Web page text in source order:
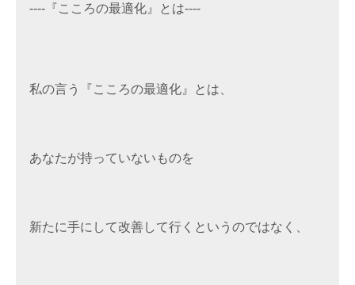
----『こころの最適化』とは----
私の言う『こころの最適化』とは、
あなたが持っていないものを
新たに手にして改善して行くというのではなく、